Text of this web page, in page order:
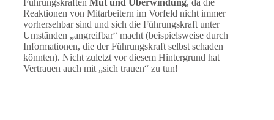
Führungskräften Mut und Überwindung, da die
Reaktionen von Mitarbeitern im Vorfeld nicht immer
vorhersehbar sind und sich die Führungskraft unter
Umständen „angreifbar“ macht (beispielsweise durch
Informationen, die der Führungskraft selbst schaden
könnten). Nicht zuletzt vor diesem Hintergrund hat
Vertrauen auch mit „sich trauen“ zu tun!